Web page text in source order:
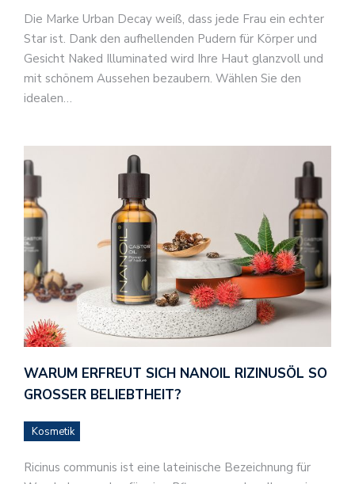
Die Marke Urban Decay weiß, dass jede Frau ein echter
Star ist. Dank den aufhellenden Pudern für Körper und
Gesicht Naked Illuminated wird Ihre Haut glanzvoll und
mit schönem Aussehen bezaubern. Wählen Sie den
idealen…
WARUM ERFREUT SICH NANOIL RIZINUSÖL SO
GROSSER BELIEBTHEIT?
Kosmetik
Ricinus communis ist eine lateinische Bezeichnung für